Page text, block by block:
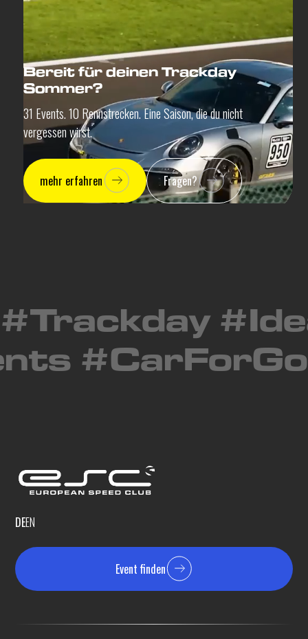
Bereit für deinen Trackday
Sommer?
31 Events. 10 Rennstrecken. Eine Saison, die du nicht
vergessen wirst.
mehr erfahren Fragen?
#Trackday
#CarForGo
DEEN
Event finden